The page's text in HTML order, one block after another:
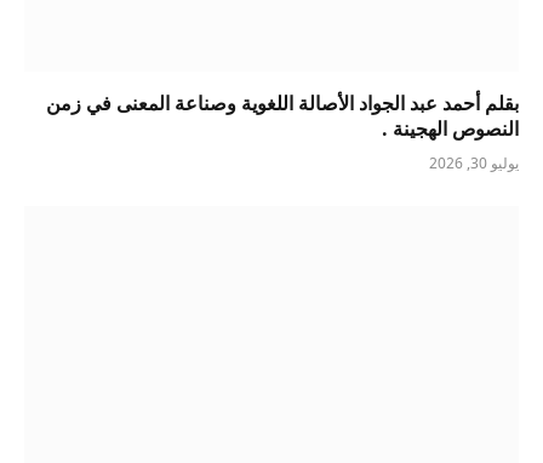
بقلم أحمد عبد الجواد الأصالة اللغوية وصناعة المعنى في زمن
النصوص الهجينة .
يوليو 30, 2026